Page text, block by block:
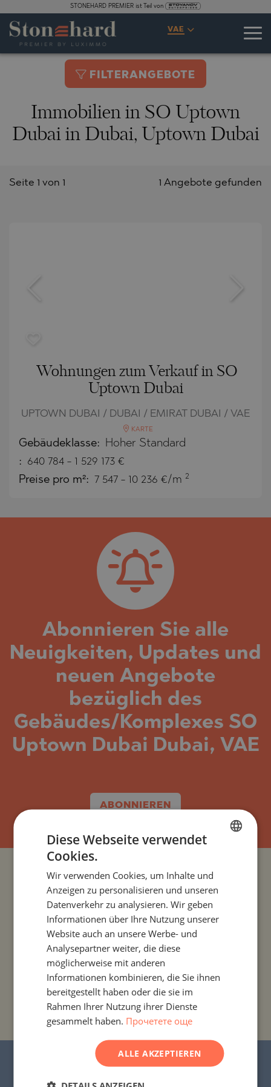
STONEHARD PREMIER ist Teil von
VAE
FILTERANGEBOTE
Immobilien in SO Uptown
Dubai in Dubai, Uptown Dubai
1 Angebote gefunden
Seite 1 von 1
Wohnungen zum Verkauf in SO
Uptown Dubai
UPTOWN DUBAI / DUBAI / EMIRAT DUBAI / VAE
KARTE
Gebäudeklasse: Hoher Standard
: 640 784 - 1 529 173 €
Preise pro m²: 7 547 - 10 236 €/m 2
Abonnieren Sie alle
Neuigkeiten, Updates und
neuen Angebote
bezüglich des
Gebäudes/Komplexes SO
Uptown Dubai Dubai, VAE
ABONNIEREN
PROJEKTE UND IMMOBILIEN NACH LÄNDERN
PROJEKTE UND IMMOBILIEN NACH SIEDLUNG
PROJEKTE UND IMMOBILIEN NACH IMMOBILIENTYP
PROJEKTE UND IMMOBILIEN NACH REGIONEN
PROJEKTE UND IMMOBILIEN NACH
© 2016–2025 „Stonehard Marketing“ Ltd. Alle
ENGLISH
GERMAN
FRENCH
ROMANIAN
Diese Webseite verwendet
Cookies.
Wir verwenden Cookies, um Inhalte und
Anzeigen zu personalisieren und unseren
Datenverkehr zu analysieren. Wir geben
Informationen über Ihre Nutzung unserer
Website auch an unsere Werbe- und
Analysepartner weiter, die diese
möglicherweise mit anderen
Informationen kombinieren, die Sie ihnen
bereitgestellt haben oder die sie im
Rahmen Ihrer Nutzung ihrer Dienste
gesammelt haben. Прочетете още
ALLE AKZEPTIEREN